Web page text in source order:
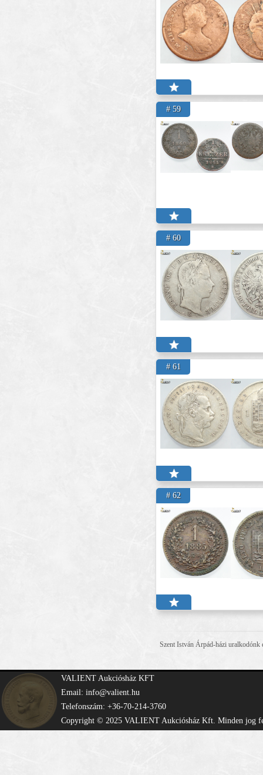
# 59
# 60
# 61
# 62
Szent István Árpád-házi uralkodónk
VALIENT Aukciósház KFT
Email: info@valient.hu
Telefonszám: +36-70-214-3760
Copyright © 2025 VALIENT Aukciósház Kft. Minden jog